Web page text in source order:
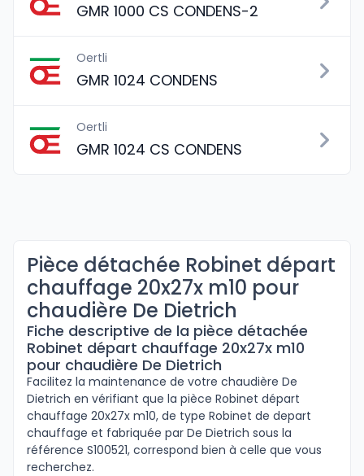
GMR 1000 CS CONDENS-2
Oertli
GMR 1024 CONDENS
Oertli
GMR 1024 CS CONDENS
Pièce détachée Robinet départ
chauffage 20x27x m10 pour
chaudière De Dietrich
Fiche descriptive de la pièce détachée
Robinet départ chauffage 20x27x m10
pour chaudière De Dietrich
Facilitez la maintenance de votre chaudière De
Dietrich en vérifiant que la pièce Robinet départ
chauffage 20x27x m10, de type Robinet de depart
chauffage et fabriquée par De Dietrich sous la
référence S100521, correspond bien à celle que vous
recherchez.